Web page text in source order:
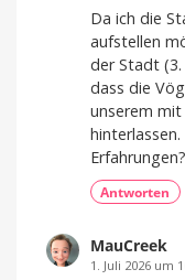
Da ich die
aufstellen
der Stadt
dass die
unserem
Erfahrungen?
Antworten
MauCreek
1. Juli 2026 um